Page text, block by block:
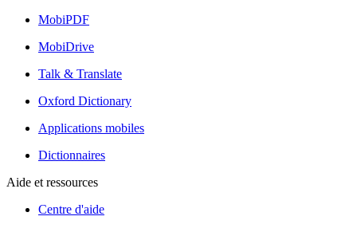
MobiPDF
MobiDrive
Talk & Translate
Oxford Dictionary
Applications mobiles
Dictionnaires
Aide et ressources
Centre d'aide